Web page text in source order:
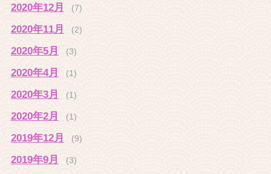
2020年12月 (7)
2020年11月 (2)
2020年5月 (3)
2020年4月 (1)
2020年3月 (1)
2020年2月 (1)
2019年12月 (9)
2019年9月 (3)